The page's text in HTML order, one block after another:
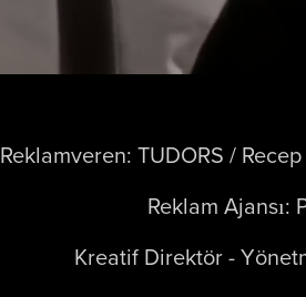
Reklamveren: TUDORS /
Reklam Ajansı:
Kreatif Direktör -